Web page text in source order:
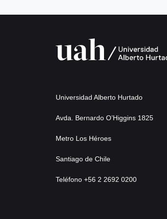
Universidad Alberto Hurtado
Avda. Bernardo O’Higgins 1825
Metro Los Héroes
Santiago de Chile
Teléfono +56 2 2692 0200